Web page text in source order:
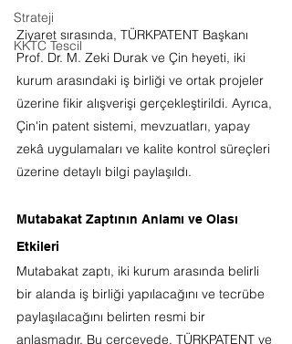
Strateji
KKTC Tescil
Ziyaret sırasında, TÜRKPATENT Başkanı
Prof. Dr. M. Zeki Durak ve Çin heyeti, iki
kurum arasındaki iş birliği ve ortak projeler
üzerine fikir alışverişi gerçekleştirildi. Ayrıca,
Çin'in patent sistemi, mevzuatları, yapay
zekâ uygulamaları ve kalite kontrol süreçleri
üzerine detaylı bilgi paylaşıldı.
Mutabakat Zaptının Anlamı ve Olası
Etkileri
Mutabakat zaptı, iki kurum arasında belirli
bir alanda iş birliği yapılacağını ve tecrübe
paylaşılacağını belirten resmi bir
anlaşmadır. Bu çerçevede, TÜRKPATENT ve